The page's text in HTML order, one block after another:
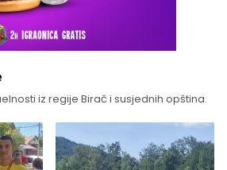
iz regije Birač i susjednih opština.